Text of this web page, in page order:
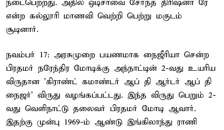
நடைபெற்றது. அதில் ஒடிசாவை சேர்ந்த திரிஷ்னா ரே
என்ற கல்லூரி மாணவி வெற்றி பெற்று மகுடம்
சூடினார்.
நவம்பர் 17: அரசுமுறை பயணமாக நைஜீரியா சென்ற
பிரதமர் நரேந்திர மோடிக்கு அந்நாட்டின் 2-வது உயரிய
விருதான 'கிராண்ட் கமாண்டர் ஆப் தி ஆர்டர் ஆப் தி
நைஜர்' விருது வழங்கப்பட்டது. இந்த விருது பெறும் 2-
வது வெளிநாட்டு தலைவர் பிரதமர் மோடி ஆவார்.
இதற்கு முன்பு 1969-ம் ஆண்டு இங்கிலாந்து ராணி